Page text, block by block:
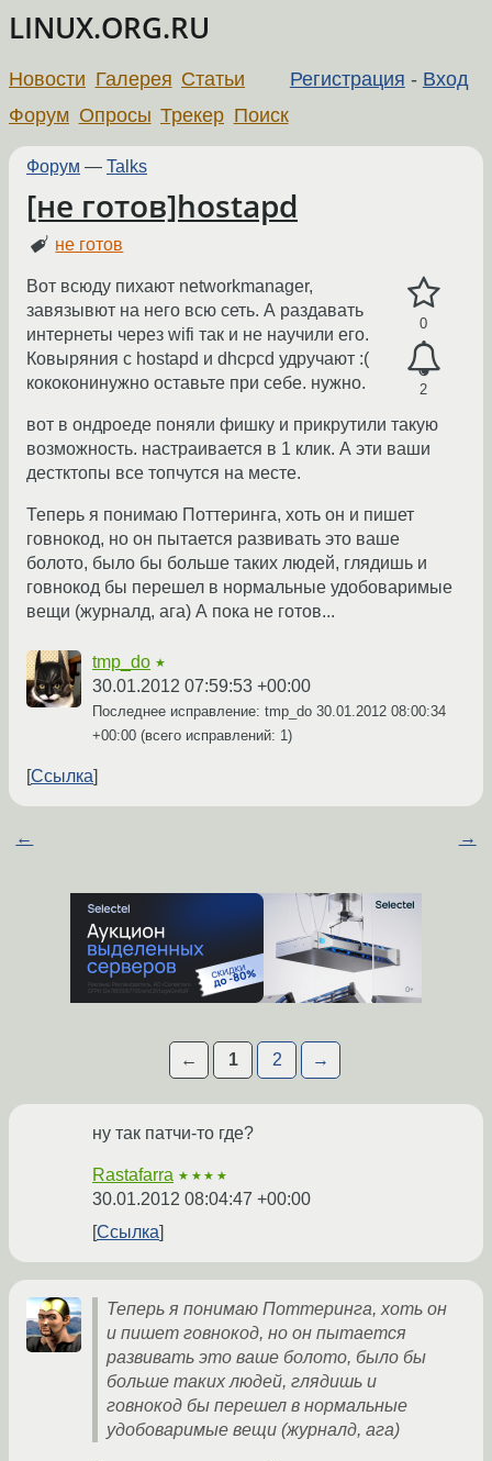
LINUX.ORG.RU
Регистрация - Вход
Новости Галерея Статьи
Форум Опросы Трекер Поиск
Форум — Talks
[не готов]hostapd
не готов
0
2
Вот всюду пихают networkmanager,
завязывют на него всю сеть. А раздавать
интернеты через wifi так и не научили его.
Ковыряния c hostapd и dhcpcd удручают :(
кококонинужно оставьте при себе. нужно.
вот в ондроеде поняли фишку и прикрутили такую
возможность. настраивается в 1 клик. А эти ваши
дестктопы все топчутся на месте.
Теперь я понимаю Поттеринга, хоть он и пишет
говнокод, но он пытается развивать это ваше
болото, было бы больше таких людей, глядишь и
говнокод бы перешел в нормальные удобоваримые
вещи (журналд, ага) А пока не готов...
tmp_do ★
30.01.2012 07:59:53 +00:00
Последнее исправление: tmp_do 30.01.2012 08:00:34
+00:00 (всего исправлений: 1)
Ссылка
← →
← 1 2 →
ну так патчи-то где?
Rastafarra ★★★★
30.01.2012 08:04:47 +00:00
Ссылка
Теперь я понимаю Поттеринга, хоть он
и пишет говнокод, но он пытается
развивать это ваше болото, было бы
больше таких людей, глядишь и
говнокод бы перешел в нормальные
удобоваримые вещи (журналд, ага)